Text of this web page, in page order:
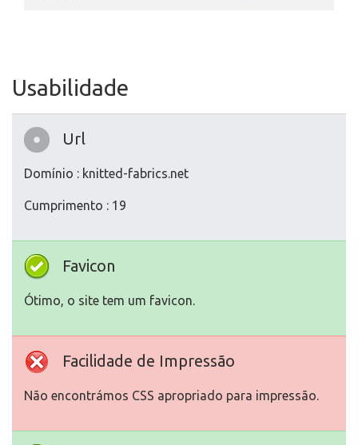
Usabilidade
Url
Domínio : knitted-fabrics.net
Cumprimento : 19
Favicon
Ótimo, o site tem um favicon.
Facilidade de Impressão
Não encontrámos CSS apropriado para impressão.